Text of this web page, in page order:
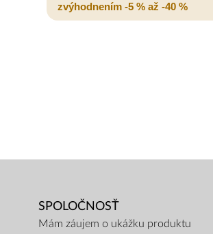
zvýhodnením -5 % až -40 %
SPOLOČNOSŤ
Mám záujem o ukážku produktu